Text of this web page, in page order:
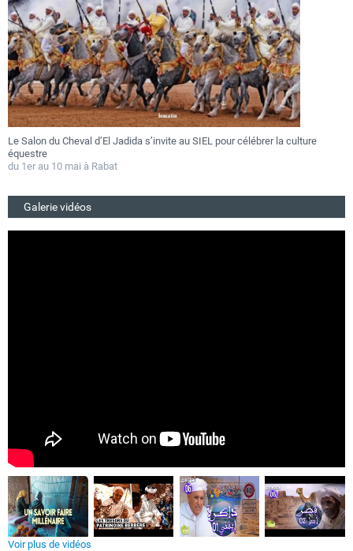
Le Salon du Cheval d’El Jadida s’invite au SIEL pour célébrer la culture
équestre
du 1er au 10 mai à Rabat
Galerie vidéos
Voir plus de vidéos